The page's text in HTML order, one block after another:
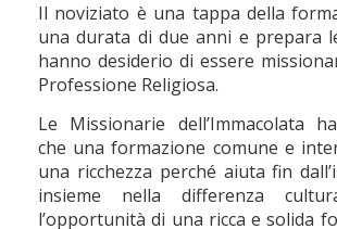
Il noviziato è una tappa della
una durata di due anni e prepara
hanno desiderio di essere
Professione Religiosa.
Le Missionarie dell’Immacolata
che una formazione comune e
una ricchezza perché aiuta fin
insieme nella differenza
l’opportunità di una ricca e solida